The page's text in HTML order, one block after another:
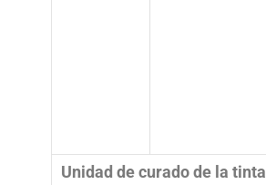
Unidad de curado de la tinta